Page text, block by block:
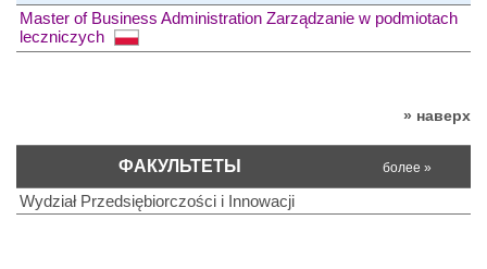
Master of Business Administration Zarządzanie w podmiotach
leczniczych
» наверх
ФАКУЛЬТЕТЫ более »
Wydział Przedsiębiorczości i Innowacji